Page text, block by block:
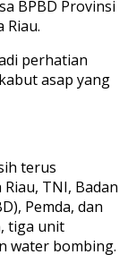
BPBD Provinsi
Riau.
perhatian
asap yang
terus
TNI, Badan
Pemda, dan
tiga unit
water bombing.